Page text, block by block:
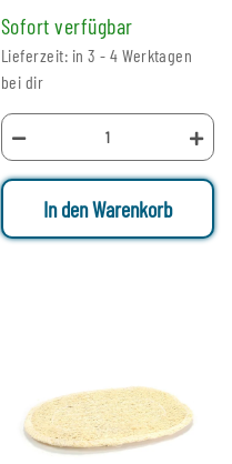
Sofort verfügbar
Lieferzeit: in 3 - 4 Werktagen
bei dir
In den Warenkorb